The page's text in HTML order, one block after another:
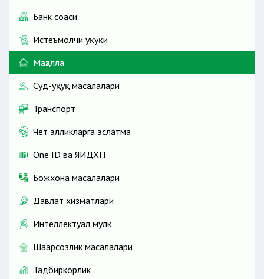
Банк соҳаси
Истеъмолчи ҳуқуқи
Маҳалла
Суд-ҳуқуқ масалалари
Транспорт
Чет элликларга эслатма
One ID ва ЯИДХП
Божхона масалалари
Давлат хизматлари
Интеллектуал мулк
Шаҳарсозлик масалалари
Тадбиркорлик